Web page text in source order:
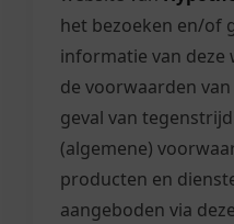
het bezoeken en/of
informatie van deze
de voorwaarden
geval van
(algemene)
producten en
aangeboden via